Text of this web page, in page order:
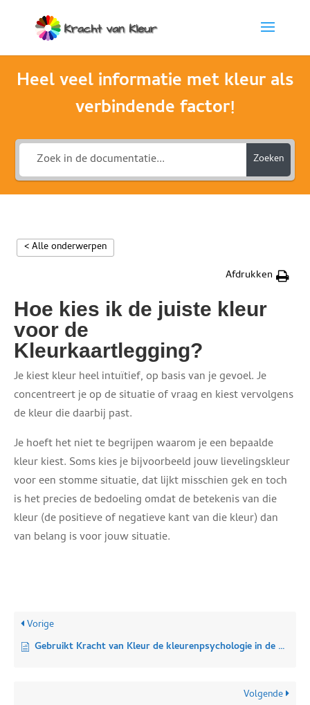
Heel veel informatie met kleur als
verbindende factor!
Zoeken
< Alle onderwerpen
Afdrukken
Hoe kies ik de juiste kleur
voor de
Kleurkaartlegging?
Je kiest kleur heel intuïtief, op basis van je gevoel. Je
concentreert je op de situatie of vraag en kiest vervolgens
de kleur die daarbij past.
Je hoeft het niet te begrijpen waarom je een bepaalde
kleur kiest. Soms kies je bijvoorbeeld jouw lievelingskleur
voor een stomme situatie, dat lijkt misschien gek en toch
is het precies de bedoeling omdat de betekenis van die
kleur (de positieve of negatieve kant van die kleur) dan
van belang is voor jouw situatie.
Vorige
Gebruikt Kracht van Kleur de kleurenpsychologie in de Kleurkaartleggingen?
Volgende